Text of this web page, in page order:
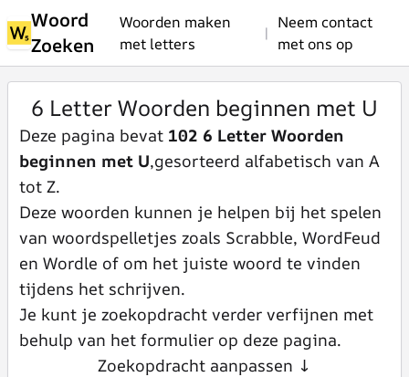
Woord
Zoeken
Woorden maken
met letters
|
Neem contact
met ons op
6 Letter Woorden beginnen met U
Deze pagina bevat 102 6 Letter Woorden
beginnen met U,gesorteerd alfabetisch van A
tot Z.
Deze woorden kunnen je helpen bij het spelen
van woordspelletjes zoals Scrabble, WordFeud
en Wordle of om het juiste woord te vinden
tijdens het schrijven.
Je kunt je zoekopdracht verder verfijnen met
behulp van het formulier op deze pagina.
Zoekopdracht aanpassen ↓